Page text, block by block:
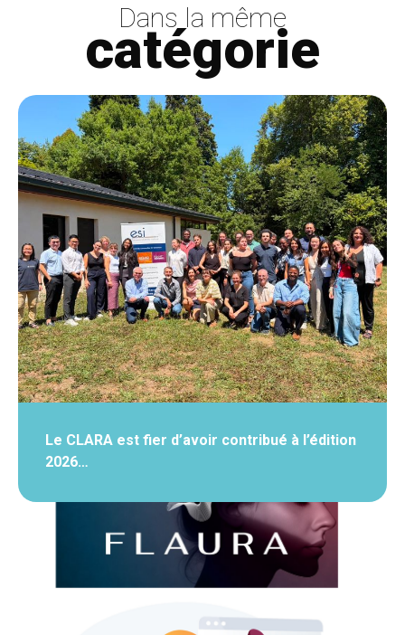
Dans la même
catégorie
Le CLARA est fier d’avoir contribué à l’édition
2026…